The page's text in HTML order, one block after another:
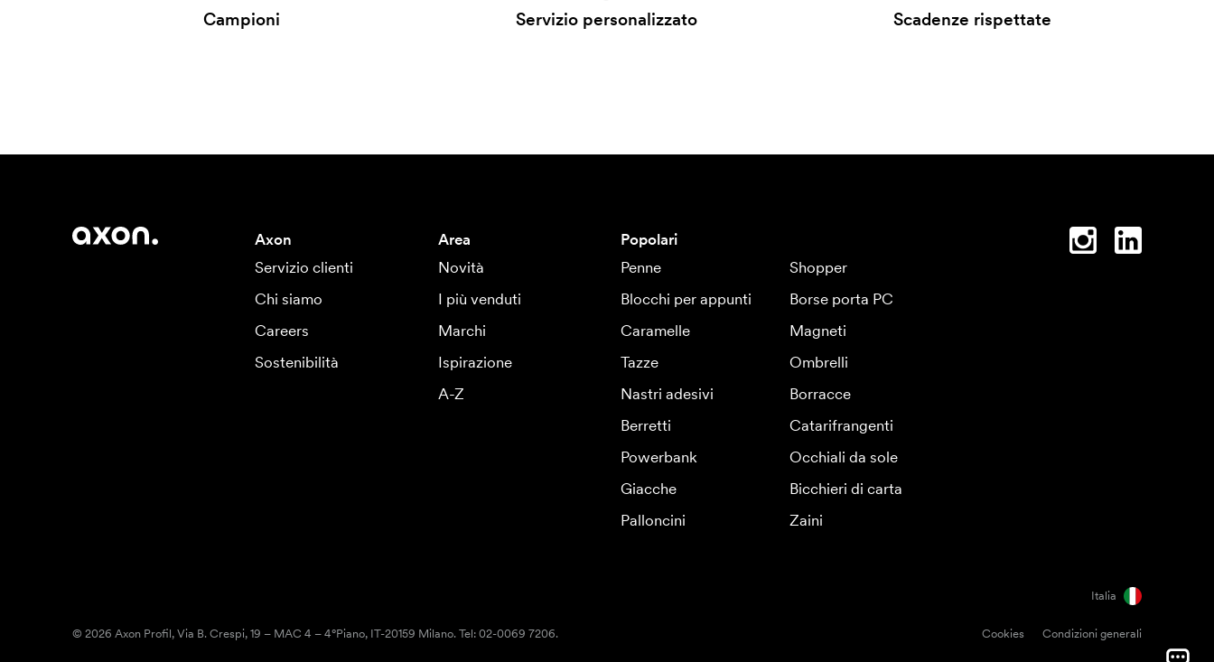
Campioni Servizio personalizzato Scadenze rispettate
Axon
Servizio clienti
Chi siamo
Careers
Sostenibilità
Area
Novità
I più venduti
Marchi
Ispirazione
A-Z
Popolari
Penne
Shopper
Blocchi per appunti
Borse porta PC
Caramelle
Magneti
Tazze
Ombrelli
Nastri adesivi
Borracce
Berretti
Catarifrangenti
Powerbank
Occhiali da sole
Giacche
Bicchieri di carta
Palloncini
Zaini
Italia
Cookies Condizioni generali
© 2026 Axon Profil, Via B. Crespi, 19 – MAC 4 – 4°Piano, IT-20159 Milano. Tel: 02-0069 7206.